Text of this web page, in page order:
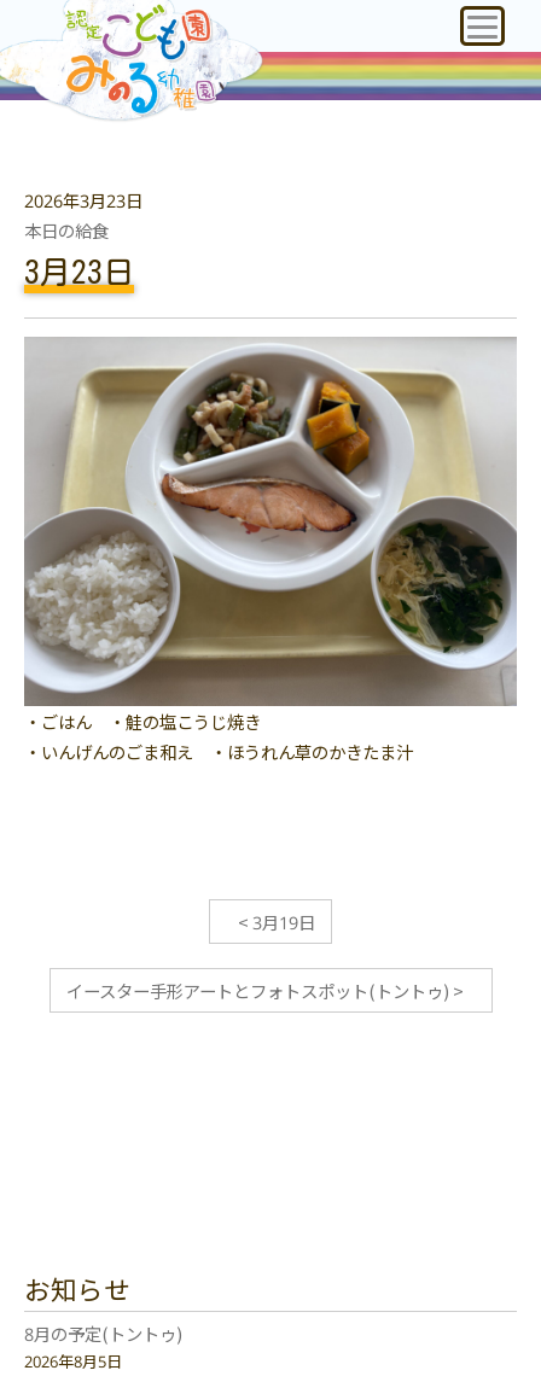
2026年3月23日
本日の給食
3月23日
・ごはん ・鮭の塩こうじ焼き
・いんげんのごま和え ・ほうれん草のかきたま汁
< 3月19日
イースター手形アートとフォトスポット(トントゥ) >
お知らせ
8月の予定(トントゥ)
2026年8月5日